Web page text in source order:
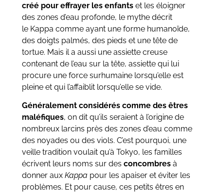
créé pour effrayer les enfantset les éloigner
des zones d’eau profonde, le mythe décrit
le Kappa comme ayant une forme humanoïde,
des doigts palmés, des pieds et une tête de
tortue. Mais il a aussi une assiette creuse
contenant de l’eau sur la tête, assiette qui lui
procure une force surhumaine lorsqu’elle est
pleine et qui l’affaiblit lorsqu’elle se vide.
Généralement considérés comme des êtres
maléfiques, on dit qu’ils seraient à l’origine de
nombreux larcins près des zones d’eau comme
des noyades ou des viols. C’est pourquoi, une
veille tradition voulait qu’à Tokyo, les familles
écrivent leurs noms sur des concombresà
donner auxKappa pour les apaiser et éviter les
problèmes. Et pour cause, ces petits êtres en